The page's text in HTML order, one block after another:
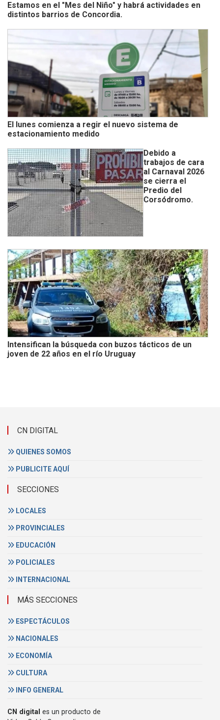
Estamos en el "Mes del Niño" y habrá actividades en
distintos barrios de Concordia.
El lunes comienza a regir el nuevo sistema de
estacionamiento medido
Debido a
trabajos de cara
al Carnaval 2026
se cierra el
Predio del
Corsódromo.
Intensifican la búsqueda con buzos tácticos de un
joven de 22 años en el río Uruguay
CN DIGITAL
QUIENES SOMOS
PUBLICITE AQUÍ
SECCIONES
LOCALES
PROVINCIALES
EDUCACIÓN
POLICIALES
INTERNACIONAL
MÁS SECCIONES
ESPECTÁCULOS
NACIONALES
ECONOMÍA
CULTURA
INFO GENERAL
CN digital es un producto de